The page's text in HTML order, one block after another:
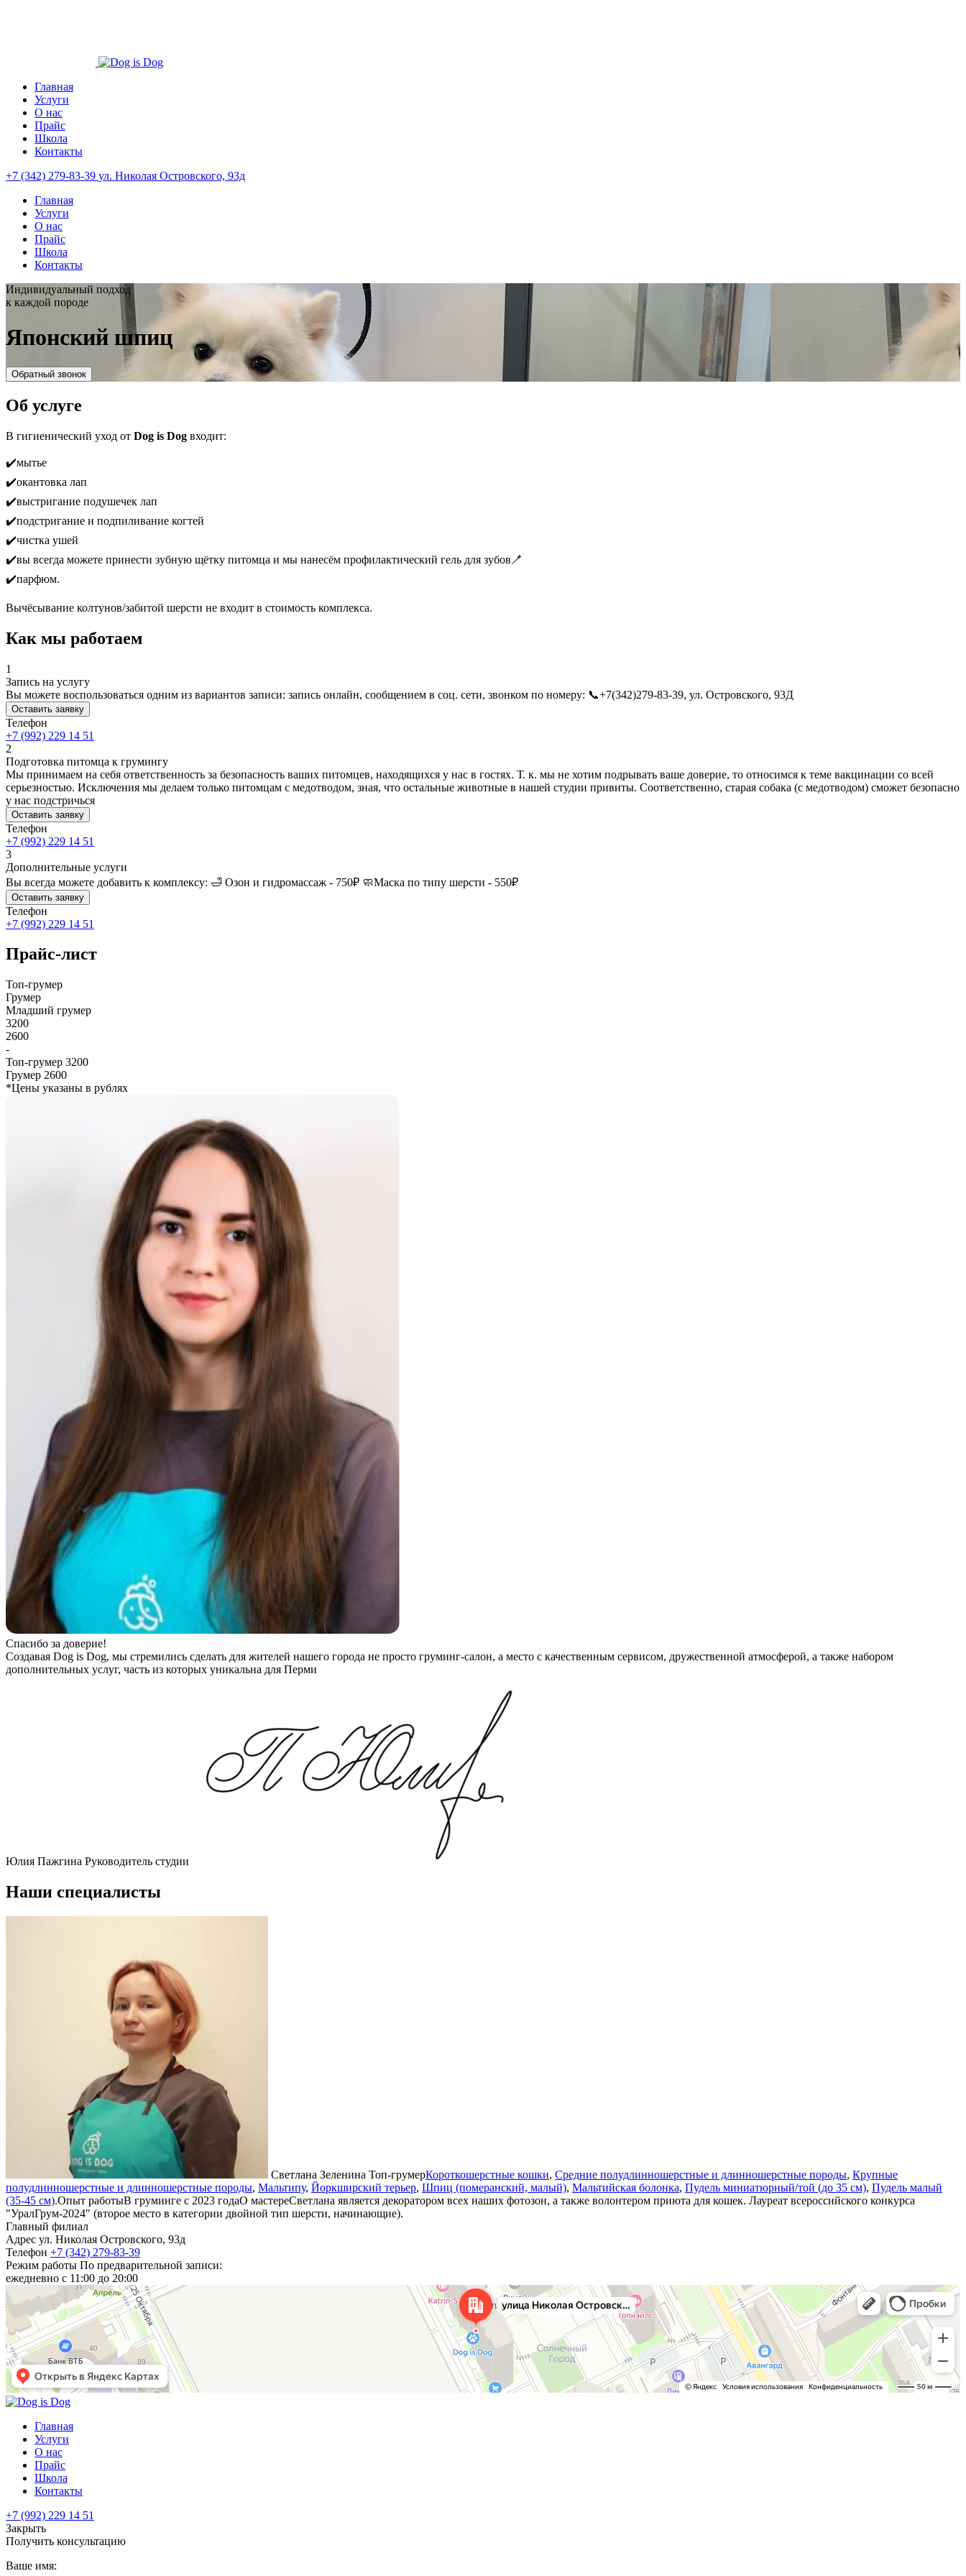
Главная
Услуги
О нас
Прайс
Школа
Контакты
+7 (342) 279-83-39 ул. Николая Островского, 93д
Главная
Услуги
О нас
Прайс
Школа
Контакты
Индивидуальный подход
к каждой породе
Японский шпиц
Обратный звонок
Об услуге
В гигиенический уход от Dog is Dog входит:
✔️мытье
✔️окантовка лап
✔️выстригание подушечек лап
✔️подстригание и подпиливание когтей
✔️чистка ушей
✔️вы всегда можете принести зубную щётку питомца и мы нанесём профилактический гель для зубов🪥
✔️парфюм.
Вычёсывание колтунов/забитой шерсти не входит в стоимость комплекса.
Как мы работаем
1
Запись на услугу
Вы можете воспользоваться одним из вариантов записи: запись онлайн, сообщением в соц. сети, звонком по номеру: 📞+7(342)279-83-39, ул. Островского, 93Д
Оставить заявку
Телефон
+7 (992) 229 14 51
2
Подготовка питомца к грумингу
Мы принимаем на себя ответственность за безопасность ваших питомцев, находящихся у нас в гостях. Т. к. мы не хотим подрывать ваше доверие, то относимся к теме вакцинации со всей
серьезностью. Исключения мы делаем только питомцам с медотводом, зная, что остальные животные в нашей студии привиты. Соответственно, старая собака (с медотводом) сможет безопасно
у нас подстричься
Оставить заявку
Телефон
+7 (992) 229 14 51
3
Дополнительные услуги
Вы всегда можете добавить к комплексу: 🛁 Озон и гидромассаж - 750₽ 🧼Маска по типу шерсти - 550₽
Оставить заявку
Телефон
+7 (992) 229 14 51
Прайс-лист
Топ-грумер
Грумер
Младший грумер
3200
2600
-
Топ-грумер 3200
Грумер 2600
*Цены указаны в рублях
Спасибо за доверие!
Создавая Dog is Dog, мы стремились сделать для жителей нашего города не просто груминг-салон, а место с качественным сервисом, дружественной атмосферой, а также набором
дополнительных услуг, часть из которых уникальна для Перми
Юлия Пажгина Руководитель студии
Наши специалисты
Светлана Зеленина Топ-грумерКороткошерстные кошки, Средние полудлинношерстные и длинношерстные породы, Крупные
полудлинношерстные и длинношерстные породы, Мальтипу, Йоркширский терьер, Шпиц (померанский, малый), Мальтийская болонка, Пудель миниатюрный/той (до 35 см), Пудель малый
(35-45 см).Опыт работыВ груминге с 2023 годаО мастереСветлана является декоратором всех наших фотозон, а также волонтером приюта для кошек. Лауреат всероссийского конкурса
"УралГрум-2024" (второе место в категории двойной тип шерсти, начинающие).
Главный филиал
Адрес ул. Николая Островского, 93д
Телефон +7 (342) 279-83-39
Режим работы По предварительной записи:
ежедневно с 11:00 до 20:00
Главная
Услуги
О нас
Прайс
Школа
Контакты
+7 (992) 229 14 51
Закрыть
Получить консультацию
Ваше имя: